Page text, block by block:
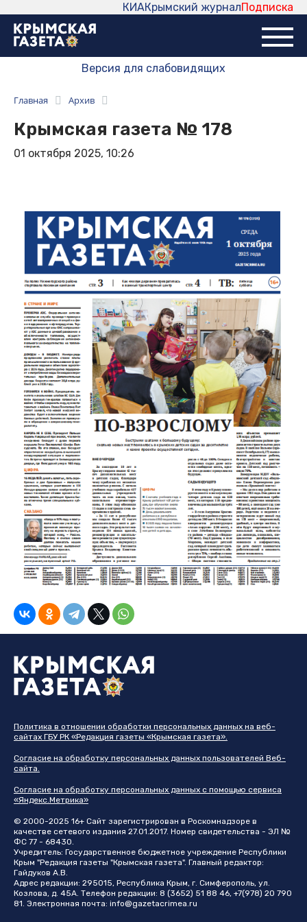
Подписка
Крымский журнал
КИА
Версия для слабовидящих
Главная Архив
Крымская газета № 178
01 октября 2025, 10:26
Политика в отношении обработки персональных данных на веб-
сайтах ГБУ РК «Редакция газеты «Крымская газета».
Согласие на обработку персональных данных пользователей Веб-
сайта.
Согласие на обработку персональных данных с помощью сервиса
«Яндекс.Метрика»
© 2000-2025 16+ Сайт зарегистрирован в Роскомнадзоре в
качестве сетевого издания 27.01.2017. Номер свидетельства - ЭЛ №
ФС 77 - 68430.
Учредитель: Государственное бюджетное учреждение Республики
Крым "Редакция газеты "Крымская газета". Главный редактор:
Гайдуков А.В.
Адрес редакции: 295015, Республика Крым, г. Симферополь, ул.
Козлова, д. 45А. Телефон редакции: 8 (3652) 51 88 46, +7(978) 20 790
81. Электронная почта: info@gazetacrimea.ru